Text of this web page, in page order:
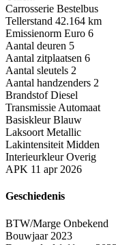
Carrosserie Bestelbus
Tellerstand 42.164 km
Emissienorm Euro 6
Aantal deuren 5
Aantal zitplaatsen 6
Aantal sleutels 2
Aantal handzenders 2
Brandstof Diesel
Transmissie Automaat
Basiskleur Blauw
Laksoort Metallic
Lakintensiteit Midden
Interieurkleur Overig
APK 11 apr 2026
Geschiedenis
BTW/Marge Onbekend
Bouwjaar 2023